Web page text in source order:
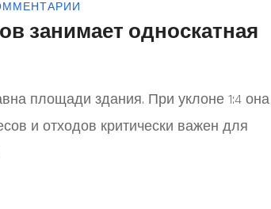
занимает односкатная
площади здания. При уклоне 1:4 она
и отходов критически важен для